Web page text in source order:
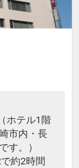
ホテル1階
市内・長
す。）
約2時間